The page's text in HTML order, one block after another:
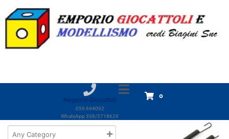
Negozio Giocattoli
059 694092
WhatsApp 338/3718629
0
Home Prodotti InTech
InTech